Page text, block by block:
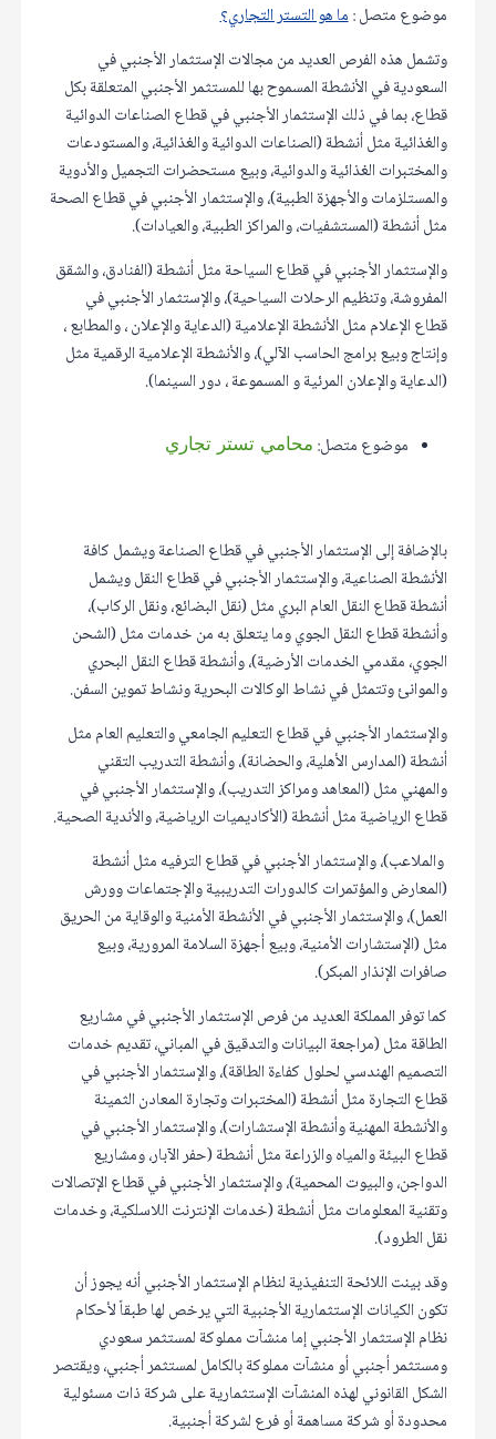
موضوع متصل :ما هو التستر التجاري؟
وتشمل هذه الفرص العديد من مجالات الإستثمار الأجنبي في
السعودية في الأنشطة المسموح بها للمستثمر الأجنبي المتعلقة بكل
قطاع، بما في ذلك الإستثمار الأجنبي في قطاع الصناعات الدوائية
والغذائية مثل أنشطة (الصناعات الدوائية والغذائية، والمستودعات
والمختبرات الغذائية والدوائية، وبيع مستحضرات التجميل والأدوية
والمستلزمات والأجهزة الطبية)، والإستثمار الأجنبي في قطاع الصحة
مثل أنشطة (المستشفيات، والمراكز الطبية، والعيادات).
والإستثمار الأجنبي في قطاع السياحة مثل أنشطة (الفنادق، والشقق
المفروشة، وتنظيم الرحلات السياحية)، والإستثمار الأجنبي في
قطاع الإعلام مثل الأنشطة الإعلامية (الدعاية والإعلان ، والمطابع ،
وإنتاج وبيع برامج الحاسب الآلي)، والأنشطة الإعلامية الرقمية مثل
(الدعاية والإعلان المرئية و المسموعة ، دور السينما).
موضوع متصل: محامي تستر تجاري
بالإضافة إلى الإستثمار الأجنبي في قطاع الصناعة ويشمل كافة
الأنشطة الصناعية، والإستثمار الأجنبي في قطاع النقل ويشمل
أنشطة قطاع النقل العام البري مثل (نقل البضائع، ونقل الركاب)،
وأنشطة قطاع النقل الجوي وما يتعلق به من خدمات مثل (الشحن
الجوي، مقدمي الخدمات الأرضية)، وأنشطة قطاع النقل البحري
والموانئ وتتمثل في نشاط الوكالات البحرية ونشاط تموين السفن.
والإستثمار الأجنبي في قطاع التعليم الجامعي والتعليم العام مثل
أنشطة (المدارس الأهلية، والحضانة)، وأنشطة التدريب التقني
والمهني مثل (المعاهد ومراكز التدريب)، والإستثمار الأجنبي في
قطاع الرياضية مثل أنشطة (الأكاديميات الرياضية، والأندية الصحية.
والملاعب)، والإستثمار الأجنبي في قطاع الترفيه مثل أنشطة
(المعارض والمؤتمرات كالدورات التدريبية والإجتماعات وورش
العمل)، والإستثمار الأجنبي في الأنشطة الأمنية والوقاية من الحريق
مثل (الإستشارات الأمنية، وبيع أجهزة السلامة المرورية، وبيع
صافرات الإنذار المبكر).
كما توفر المملكة العديد من فرص الإستثمار الأجنبي في مشاريع
الطاقة مثل (مراجعة البيانات والتدقيق في المباني، تقديم خدمات
التصميم الهندسي لحلول كفاءة الطاقة)، والإستثمار الأجنبي في
قطاع التجارة مثل أنشطة (المختبرات وتجارة المعادن الثمينة
والأنشطة المهنية وأنشطة الإستشارات)، والإستثمار الأجنبي في
قطاع البيئة والمياه والزراعة مثل أنشطة (حفر الآبار، ومشاريع
الدواجن، والبيوت المحمية)، والإستثمار الأجنبي في قطاع الإتصالات
وتقنية المعلومات مثل أنشطة (خدمات الإنترنت اللاسلكية، وخدمات
نقل الطرود).
وقد بينت اللائحة التنفيذية لنظام الإستثمار الأجنبي أنه يجوز أن
تكون الكيانات الإستثمارية الأجنبية التي يرخص لها طبقاً لأحكام
نظام الإستثمار الأجنبي إما منشآت مملوكة لمستثمر سعودي
ومستثمر أجنبي أو منشآت مملوكة بالكامل لمستثمر أجنبي، ويقتصر
الشكل القانوني لهذه المنشآت الإستثمارية على شركة ذات مسئولية
محدودة أو شركة مساهمة أو فرع لشركة أجنبية.